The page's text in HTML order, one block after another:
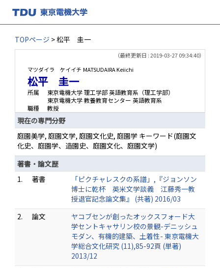
TOPページ > 松平 圭一
（最終更新日 : 2019-03-27 09:34:40）
マツダイラ ケイイチ MATSUDAIRA Keiichi
松平 圭一
所属
東京電機大学 理工学部 英語教育系（理工学部）
東京電機大学 教養教育センター 英語教育系
職種
教授
現在の専門分野
庭園美学, 庭園文学, 庭園文化史, 庭園学 キーワード(庭園文
化史、庭園学、造園史、庭園文化、庭園文学)
著書・論文歴
1.
著書
「ピクチャレスクの系譜」,『ジョンソン
博士に乾杯 英米文学談義 江藤秀一教
授退官記念論文集』 (共著) 2016/03
2.
論文
ヤコブセンが創ったオックスフォード大
学セントキャサリン校の景観-デニッシュ
モダン、有機的建築、土着性- 東京電機大
学総合文化研究 (11),85-92頁 (単著)
2013/12